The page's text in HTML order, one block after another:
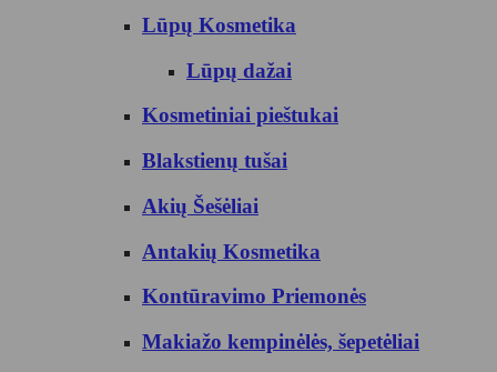
Lūpų Kosmetika
Lūpų dažai
Kosmetiniai pieštukai
Blakstienų tušai
Akių Šešėliai
Antakių Kosmetika
Kontūravimo Priemonės
Makiažo kempinėlės, šepetėliai